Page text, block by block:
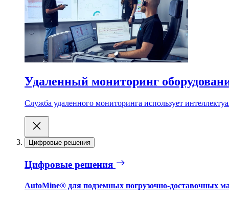
Удаленный мониторинг
Служба удаленного мониторинга использует
Цифровые решения
Цифровые решения
AutoMine® для подземных погрузочно-доставочных